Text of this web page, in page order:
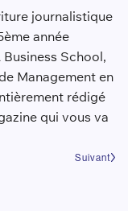
journalistique
année
School,
Management en
rédigé
qui vous va
Suivant